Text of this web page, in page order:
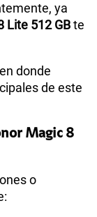
ya
Lite 512 GBte
donde
de este
Magic 8
o